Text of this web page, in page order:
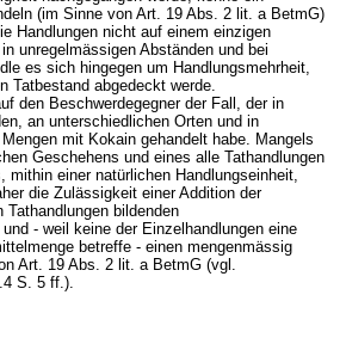
(im Sinne von Art. 19 Abs. 2 lit. a BetmG)
Handlungen nicht auf einem einzigen
unregelmässigen Abständen und bei
es sich hingegen um Handlungsmehrheit,
Tatbestand abgedeckt werde.
den Beschwerdegegner der Fall, der in
an unterschiedlichen Orten und in
mit Kokain gehandelt habe. Mangels
Geschehens und eines alle Tathandlungen
mithin einer natürlichen Handlungseinheit,
die Zulässigkeit einer Addition der
Tathandlungen bildenden
- weil keine der Einzelhandlungen eine
betreffe - einen mengenmässig
Art. 19 Abs. 2 lit. a BetmG (vgl.
S. 5 ff.).